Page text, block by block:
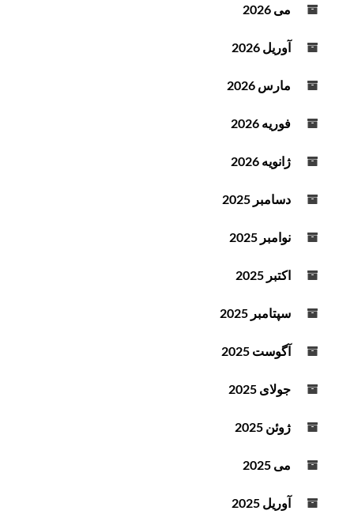
می 2026
آوریل 2026
مارس 2026
فوریه 2026
ژانویه 2026
دسامبر 2025
نوامبر 2025
اکتبر 2025
سپتامبر 2025
آگوست 2025
جولای 2025
ژوئن 2025
می 2025
آوریل 2025